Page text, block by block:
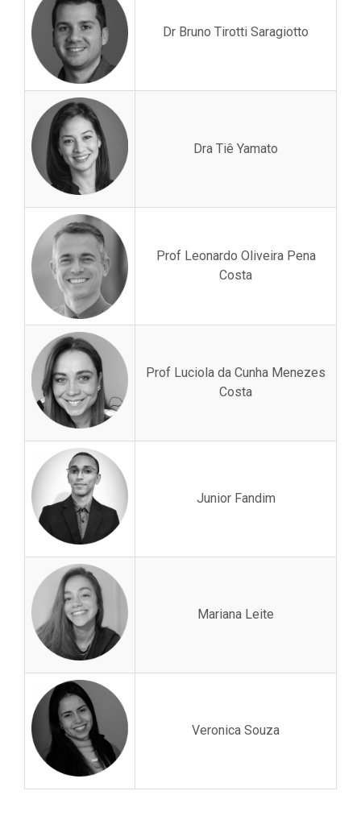
Dr Bruno Tirotti Saragiotto
Dra Tiê Yamato
Prof Leonardo Oliveira Pena
Costa
Prof Luciola da Cunha Menezes
Costa
Junior Fandim
Mariana Leite
Veronica Souza